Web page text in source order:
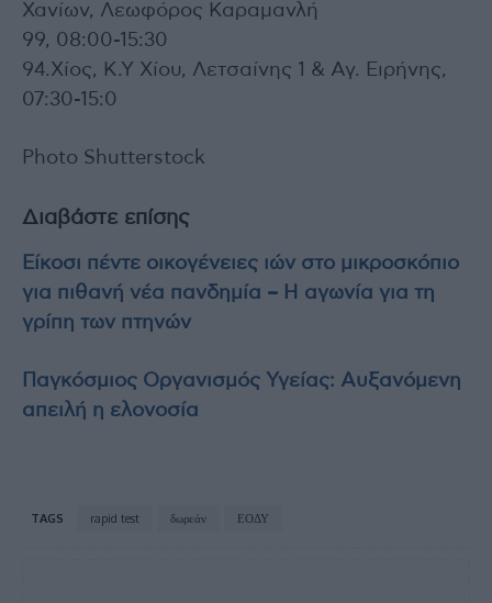
Χανίων, Λεωφόρος Καραμανλή
99, 08:00-15:30
94.Χίος, Κ.Υ Χίου, Λετσαίνης 1 & Αγ. Ειρήνης,
07:30-15:0
Photo Shutterstock
Διαβάστε επίσης
Είκοσι πέντε οικογένειες ιών στο μικροσκόπιο
για πιθανή νέα πανδημία – Η αγωνία για τη
γρίπη των πτηνών
Παγκόσμιος Οργανισμός Υγείας: Αυξανόμενη
απειλή η ελονοσία
TAGS rapid test δωρεάν ΕΟΔΥ